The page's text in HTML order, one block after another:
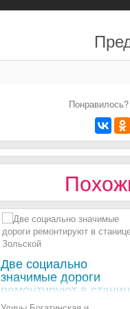
Две социально
значимые дороги
ремонтируют в
Зольской